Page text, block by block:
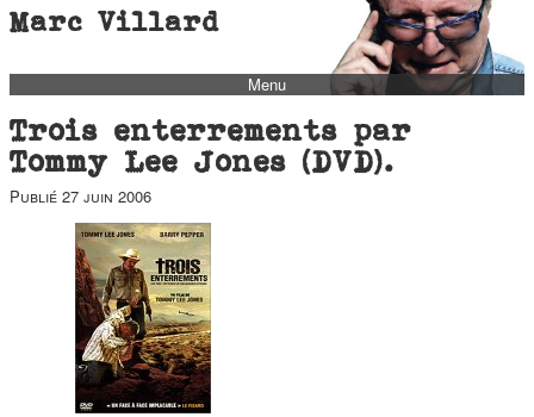
Marc Villard
Menu
biblio
Trois enterrements par
Tommy Lee Jones (DVD).
Publié 27 juin 2006